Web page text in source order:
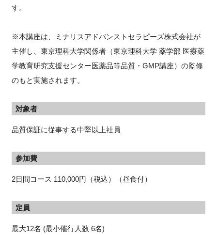
す。
※本講座は、ミナリスアドバンストセラピーズ株式会社が
主催し、東京理科大学関係者（東京理科大学 薬学部 医療薬
学教育研究支援センター医薬品等品質・GMP講座）の監修
のもと実施されます。
対象者
品質保証に従事する中堅以上社員
参加費
2日間コース 110,000円（税込）（昼食付）
定員
最大12名 (最小催行人数 6名)